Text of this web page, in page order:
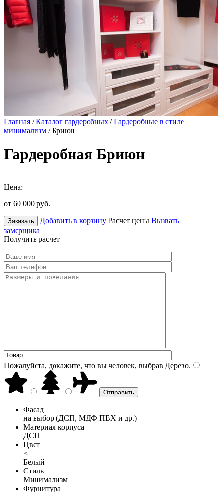
Главная /Каталог гардеробных /Гардеробные в стиле
минимализм / Бриюн
Гардеробная Бриюн
Цена:
от 60 000 руб.
Заказать Добавить в корзину Расчет цены Вызвать
замерщика
Получить расчет
Пожалуйста, докажите, что вы человек, выбрав Дерево.
Фасад
на выбор (ДСП, МДФ ПВХ и др.)
Материал корпуса
ДСП
Цвет
<
Белый
Стиль
Минимализм
Фурнитура